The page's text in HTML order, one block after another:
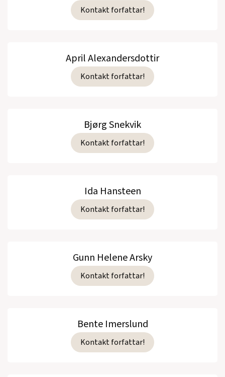
Kontakt forfattar!
April Alexandersdottir
Kontakt forfattar!
Bjørg Snekvik
Kontakt forfattar!
Ida Hansteen
Kontakt forfattar!
Gunn Helene Arsky
Kontakt forfattar!
Bente Imerslund
Kontakt forfattar!